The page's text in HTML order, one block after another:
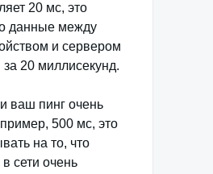
20 мс, это
данные между
и сервером
20 миллисекунд.
ваш пинг очень
500 мс, это
на то, что
сети очень